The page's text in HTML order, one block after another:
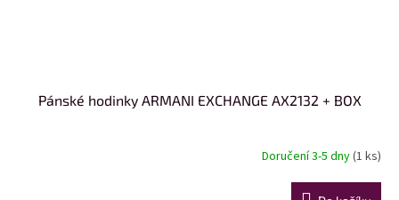
Pánské hodinky ARMANI EXCHANGE AX2132 + BOX
Doručení 3-5 dny(1 ks)